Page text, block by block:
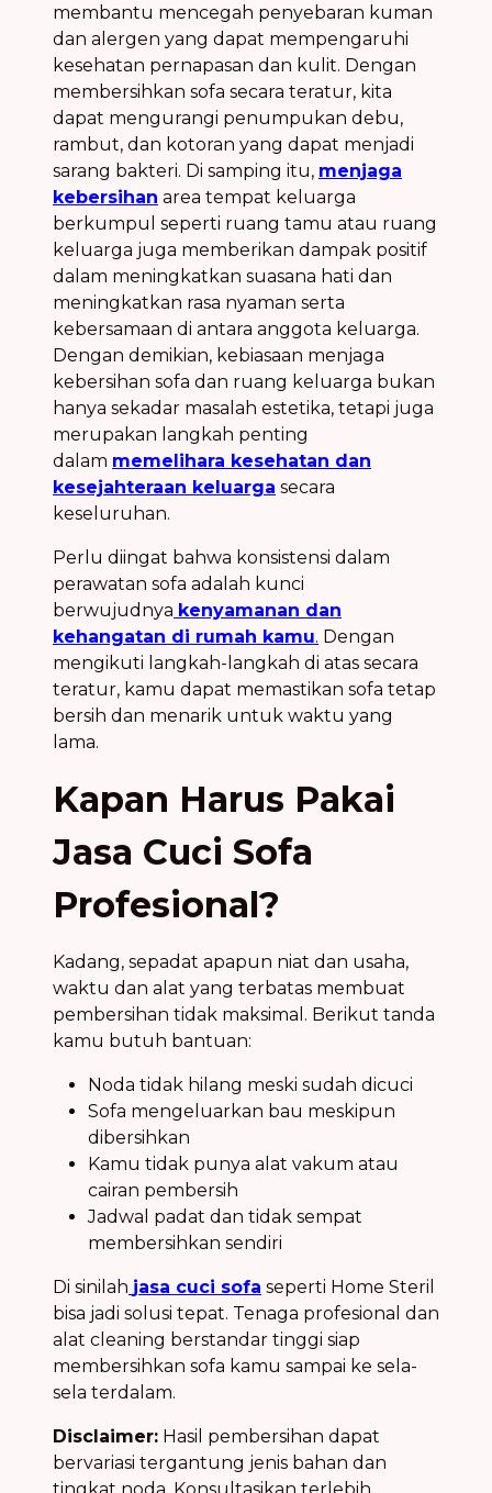
membantu mencegah penyebaran kuman
dan alergen yang dapat mempengaruhi
kesehatan pernapasan dan kulit. Dengan
membersihkan sofa secara teratur, kita
dapat mengurangi penumpukan debu,
rambut, dan kotoran yang dapat menjadi
sarang bakteri. Di samping itu, menjaga
kebersihan area tempat keluarga
berkumpul seperti ruang tamu atau ruang
keluarga juga memberikan dampak positif
dalam meningkatkan suasana hati dan
meningkatkan rasa nyaman serta
kebersamaan di antara anggota keluarga.
Dengan demikian, kebiasaan menjaga
kebersihan sofa dan ruang keluarga bukan
hanya sekadar masalah estetika, tetapi juga
merupakan langkah penting
dalam memelihara kesehatan dan
kesejahteraan keluarga secara
keseluruhan.
Perlu diingat bahwa konsistensi dalam
perawatan sofa adalah kunci
berwujudnya kenyamanan dan
kehangatan di rumah kamu. Dengan
mengikuti langkah-langkah di atas secara
teratur, kamu dapat memastikan sofa tetap
bersih dan menarik untuk waktu yang
lama.
Kapan Harus Pakai
Jasa Cuci Sofa
Profesional?
Kadang, sepadat apapun niat dan usaha,
waktu dan alat yang terbatas membuat
pembersihan tidak maksimal. Berikut tanda
kamu butuh bantuan:
Noda tidak hilang meski sudah dicuci
Sofa mengeluarkan bau meskipun
dibersihkan
Kamu tidak punya alat vakum atau
cairan pembersih
Jadwal padat dan tidak sempat
membersihkan sendiri
Di sinilah jasa cuci sofa seperti Home Steril
bisa jadi solusi tepat. Tenaga profesional dan
alat cleaning berstandar tinggi siap
membersihkan sofa kamu sampai ke sela-
sela terdalam.
Disclaimer: Hasil pembersihan dapat
bervariasi tergantung jenis bahan dan